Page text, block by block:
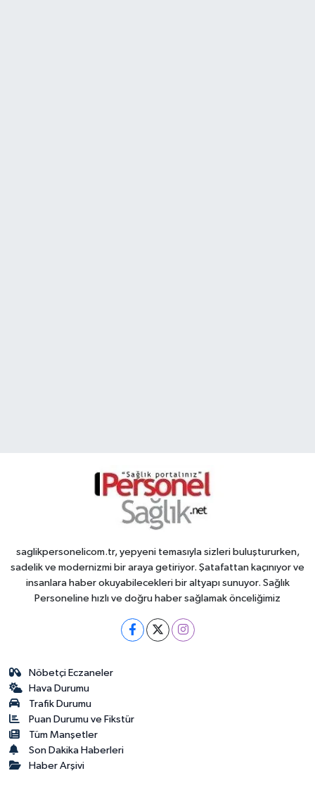
saglikpersonelicom.tr, yepyeni temasıyla sizleri buluştururken,
sadelik ve modernizmi bir araya getiriyor. Şatafattan kaçınıyor ve
insanlara haber okuyabilecekleri bir altyapı sunuyor. Sağlık
Personeline hızlı ve doğru haber sağlamak önceliğimiz
Nöbetçi Eczaneler
Hava Durumu
Trafik Durumu
Puan Durumu ve Fikstür
Tüm Manşetler
Son Dakika Haberleri
Haber Arşivi